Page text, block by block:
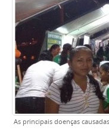
As principais doenças